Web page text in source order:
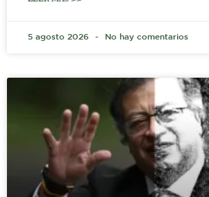
5 agosto 2026 No hay comentarios